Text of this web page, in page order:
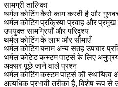
सामग्री तालिका
थर्मल कोटिंग कैसे काम करती है और
थर्मल कोटिंग प्रक्रिया प्रवाह और प्रमुख
उपयुक्त सामग्रियाँ और परिदृश्य
थर्मल कोटिंग के लाभ और सीमाएँ
थर्मल कोटिंग बनाम अन्य सतह उपचार
थर्मल कोटेड कस्टम पार्ट्स के लिए
अक्सर पूछे जाने वाले प्रश्न
थर्मल कोटिंग कस्टम पार्ट्स की स्थायित्व
अत्यधिक प्रभावी तरीका है, विशेष रूप से